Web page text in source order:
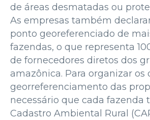
de áreas desmatadas ou
As empresas também
ponto georeferenciado de
fazendas, o que representa
de fornecedores diretos dos
amazônica. Para organizar os
georreferenciamento das
necessário que cada fazenda
Cadastro Ambiental Rural